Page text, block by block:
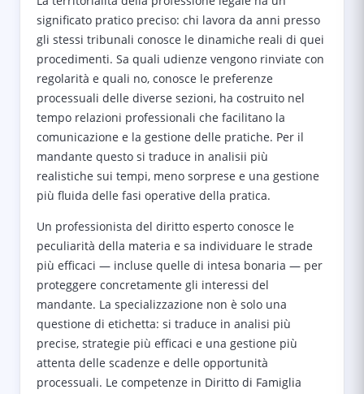
significato pratico preciso: chi lavora da anni presso
gli stessi tribunali conosce le dinamiche reali di quei
procedimenti. Sa quali udienze vengono rinviate con
regolarità e quali no, conosce le preferenze
processuali delle diverse sezioni, ha costruito nel
tempo relazioni professionali che facilitano la
comunicazione e la gestione delle pratiche. Per il
mandante questo si traduce in analisii più
realistiche sui tempi, meno sorprese e una gestione
più fluida delle fasi operative della pratica.
Un professionista del diritto esperto conosce le
peculiarità della materia e sa individuare le strade
più efficaci — incluse quelle di intesa bonaria — per
proteggere concretamente gli interessi del
mandante. La specializzazione non è solo una
questione di etichetta: si traduce in analisi più
precise, strategie più efficaci e una gestione più
attenta delle scadenze e delle opportunità
processuali. Le competenze in Diritto di Famiglia